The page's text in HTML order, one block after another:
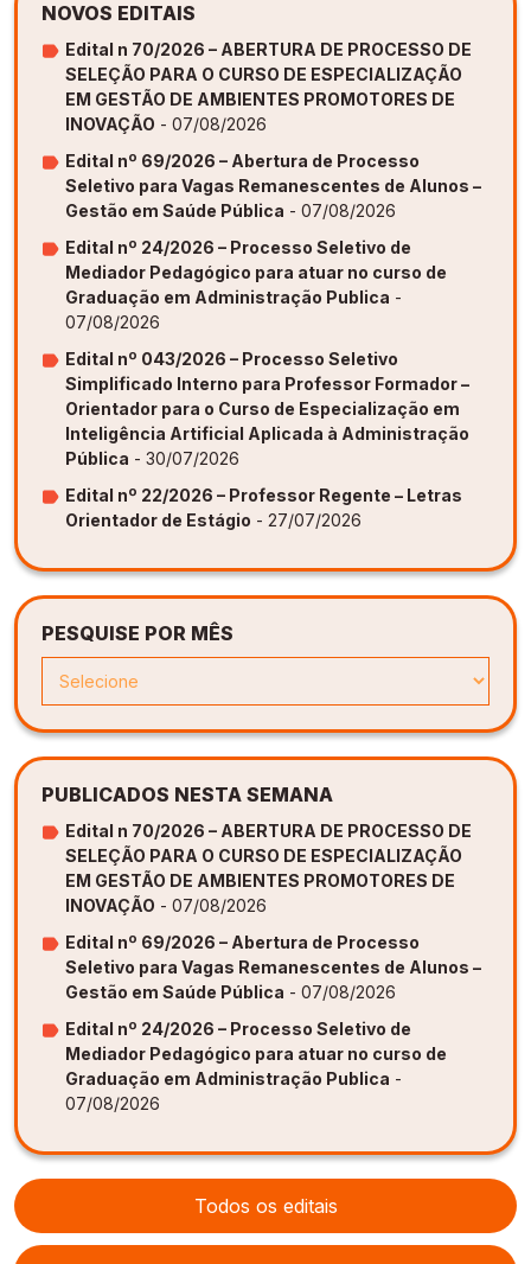
NOVOS EDITAIS
Edital n 70/2026 – ABERTURA DE PROCESSO DE
SELEÇÃO PARA O CURSO DE ESPECIALIZAÇÃO
EM GESTÃO DE AMBIENTES PROMOTORES DE
INOVAÇÃO - 07/08/2026
Edital nº 69/2026 – Abertura de Processo
Seletivo para Vagas Remanescentes de Alunos –
Gestão em Saúde Pública - 07/08/2026
Edital nº 24/2026 – Processo Seletivo de
Mediador Pedagógico para atuar no curso de
Graduação em Administração Publica -
07/08/2026
Edital nº 043/2026 – Processo Seletivo
Simplificado Interno para Professor Formador –
Orientador para o Curso de Especialização em
Inteligência Artificial Aplicada à Administração
Pública - 30/07/2026
Edital nº 22/2026 – Professor Regente – Letras
Orientador de Estágio - 27/07/2026
PESQUISE POR MÊS
PUBLICADOS NESTA SEMANA
Edital n 70/2026 – ABERTURA DE PROCESSO DE
SELEÇÃO PARA O CURSO DE ESPECIALIZAÇÃO
EM GESTÃO DE AMBIENTES PROMOTORES DE
INOVAÇÃO - 07/08/2026
Edital nº 69/2026 – Abertura de Processo
Seletivo para Vagas Remanescentes de Alunos –
Gestão em Saúde Pública - 07/08/2026
Edital nº 24/2026 – Processo Seletivo de
Mediador Pedagógico para atuar no curso de
Graduação em Administração Publica -
07/08/2026
Todos os editais